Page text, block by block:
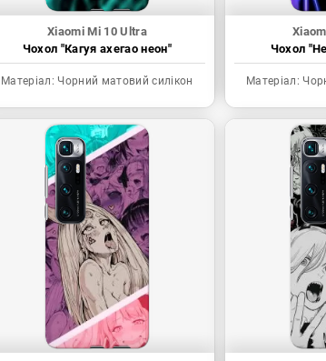
Xiaomi Mi 10 Ultra
Чохол "Кагуя ахегао неон"
Матеріал: Чорний матовий силікон
Чохол
Матеріал: